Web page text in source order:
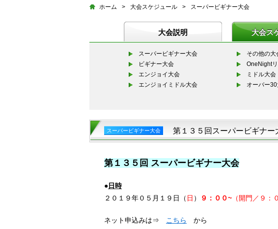
ホーム > 大会スケジュール > スーパービギナー大会
大会説明 大会ス
スーパービギナー大会
ビギナー大会
エンジョイ大会
エンジョイミドル大会
その他の大
OneNight
ミドル大会
オーバー
スーパービギナー大会 第１３５回スーパービギナー
第１３５回 スーパービギナー大会
●日時
２０１９年０５月１９日（ 日 ） ９：００~ （開門／９：
ネット申込みは⇒ こちら から